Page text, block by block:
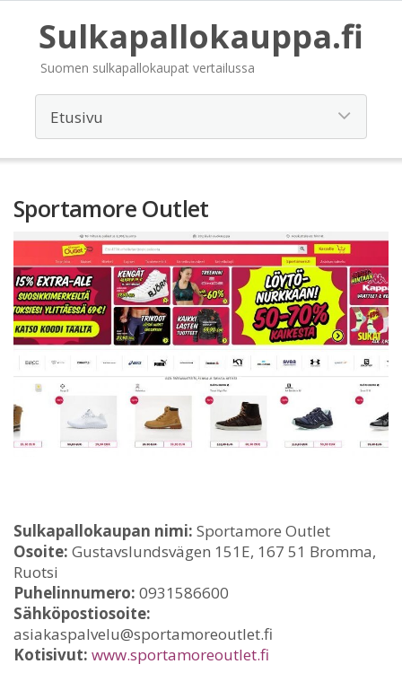
Sulkapallokauppa.fi
Suomen sulkapallokaupat vertailussa
Sportamore Outlet
Sulkapallokaupan nimi: Sportamore Outlet
Osoite: Gustavslundsvägen 151E, 167 51 Bromma,
Ruotsi
Puhelinnumero: 0931586600
Sähköpostiosoite:
asiakaspalvelu@sportamoreoutlet.fi
Kotisivut: www.sportamoreoutlet.fi